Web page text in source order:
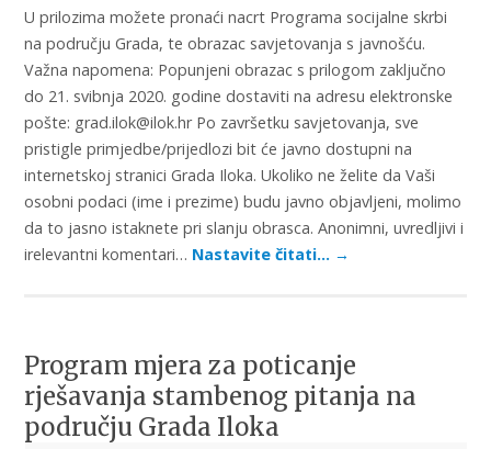
U prilozima možete pronaći nacrt Programa socijalne skrbi
na području Grada, te obrazac savjetovanja s javnošću.
Važna napomena: Popunjeni obrazac s prilogom zaključno
do 21. svibnja 2020. godine dostaviti na adresu elektronske
pošte: grad.ilok@ilok.hr Po završetku savjetovanja, sve
pristigle primjedbe/prijedlozi bit će javno dostupni na
internetskoj stranici Grada Iloka. Ukoliko ne želite da Vaši
osobni podaci (ime i prezime) budu javno objavljeni, molimo
da to jasno istaknete pri slanju obrasca. Anonimni, uvredljivi i
irelevantni komentari… Nastavite čitati… →
Program mjera za poticanje
rješavanja stambenog pitanja na
području Grada Iloka